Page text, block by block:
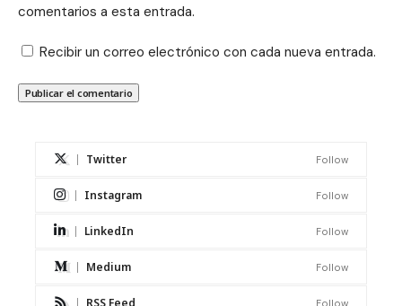
comentarios a esta entrada.
Recibir un correo electrónico con cada nueva entrada.
Twitter Follow
Instagram Follow
LinkedIn Follow
Medium Follow
RSS Feed Follow